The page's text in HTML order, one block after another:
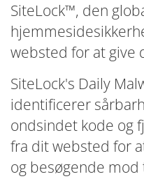
SiteLock™, den
websted for at give
SiteLock's Daily
identificerer
ondsindet kode og
fra dit websted for
og besøgende mod